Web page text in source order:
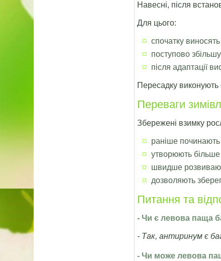
Навесні, після
Для цього:
спочатку
поступово
після адаптації
Пересадку
Переваги
Збережені взимку
раніше починають
утворюють більше
швидше
дозволяють
Питання та
- Чи є левова паща
- Так, антиринум є
- Чи може левова